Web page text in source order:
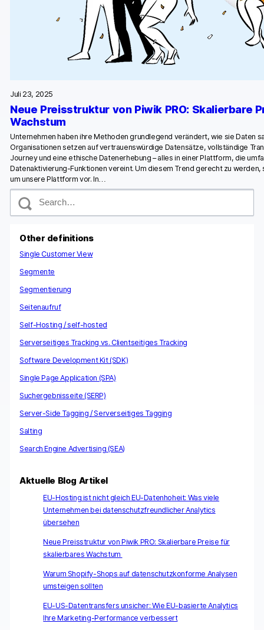
Juli 23, 2025
Neue Preisstruktur von Piwik PRO: Skalierbare
Wachstum
Unternehmen haben ihre Methoden grundlegend verändert, wie sie Daten
Organisationen setzen auf vertrauenswürdige Datensätze, vollständige
Journey und eine ethische Datenerhebung – alles in einer Plattform, die
Datenaktivierung-Funktionen vereint. Um diesem Trend gerecht zu
um unsere Plattform vor. In…
S
Other definitions
Single Customer View
Segmente
Segmentierung
Seitenaufruf
Self-Hosting / self-hosted
Serverseitiges Tracking vs. Clientseitiges Tracking
Software Development Kit (SDK)
Single Page Application (SPA)
Suchergebnisseite (SERP)
Server-Side Tagging / Serverseitiges Tagging
Salting
Search Engine Advertising (SEA)
Aktuelle Blog Artikel
EU-Hosting ist nicht gleich EU-Datenhoheit: Was viele
Unternehmen bei datenschutzfreundlicher Analytics
übersehen
Neue Preisstruktur von Piwik PRO: Skalierbare Preise für
skalierbares Wachstum
Warum Shopify-Shops auf datenschutzkonforme Analysen
umsteigen sollten
EU-US-Datentransfers unsicher: Wie EU-basierte Analytics
Ihre Marketing-Performance verbessert